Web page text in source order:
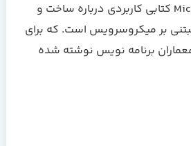
Microservices in Action کتابی کاربردی درباره ساخت و
بر ميکروسرویس است. که برای
برنامه نويس نوشته شده